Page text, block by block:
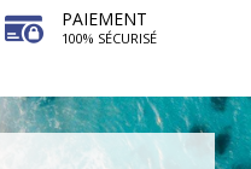
PAIEMENT
100% SÉCURISÉ